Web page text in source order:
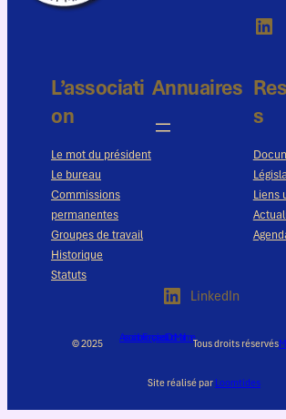
LinkedIn
L’associati
on
Le mot du président
Le bureau
Commissions
permanentes
Groupes de travail
Historique
Statuts
Annuaires
s
Liens
LinkedIn
© 2025
Association Française du Droit Maritime
Tous droits réservés
Site réalisé par Loomtides